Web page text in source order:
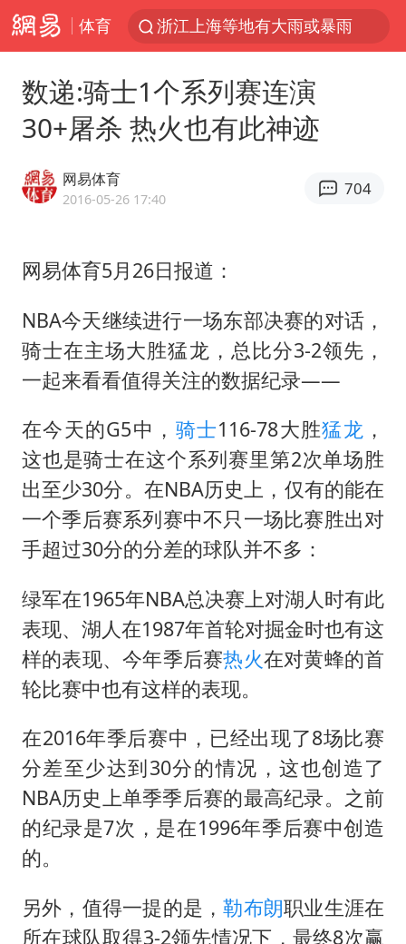
体育
浙江上海等地有大雨或暴雨
“新疆的交警怎么个个像我妈”
上四休三，但降薪1000元，你接受吗？
《欢迎来龙餐馆》口碑
郑丽文：台湾从来没有“独立”过
茅台部分直营店飞天茅台提价
酒店回应车内过夜被收150元
商场现钱学森巨幅海报 负责人回应
杭州全市有序停课
数递:骑士1个系列赛连演
30+屠杀 热火也有此神迹
网易体育
2016-05-26 17:40
704
网易体育5月26日报道：
NBA今天继续进行一场东部决赛的对话，
骑士在主场大胜猛龙，总比分3-2领先，
一起来看看值得关注的数据纪录——
在今天的G5中， 骑士116-78大胜猛龙 ，
这也是骑士在这个系列赛里第2次单场胜
出至少30分。在NBA历史上，仅有的能在
一个季后赛系列赛中不只一场比赛胜出对
手超过30分的分差的球队并不多：
绿军在1965年NBA总决赛上对湖人时有此
表现、湖人在1987年首轮对掘金时也有这
样的表现、今年季后赛热火在对黄蜂的首
轮比赛中也有这样的表现。
在2016年季后赛中，已经出现了8场比赛
分差至少达到30分的情况，这也创造了
NBA历史上单季季后赛的最高纪录。之前
的纪录是7次，是在1996年季后赛中创造
的。
另外，值得一提的是，勒布朗职业生涯在
所在球队取得3-2领先情况下，最终8次赢